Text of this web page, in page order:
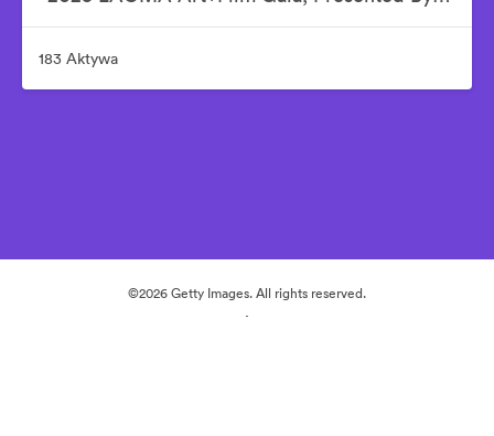
183 Aktywa
©2026 Getty Images. All rights reserved.
·